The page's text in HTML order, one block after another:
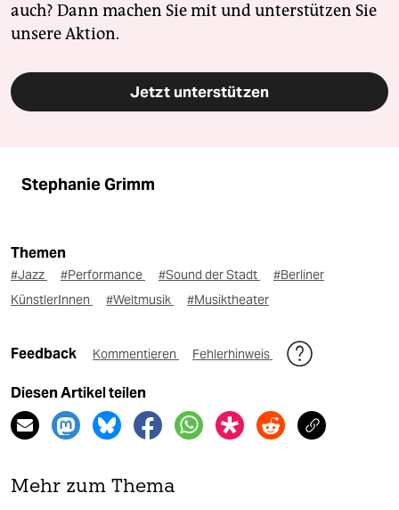
auch? Dann machen Sie mit und unterstützen Sie
unsere Aktion.
Jetzt unterstützen
Stephanie Grimm
Themen
#Jazz #Performance #Sound der Stadt
#Berliner
KünstlerInnen
#Weltmusik #Musiktheater
Feedback Kommentieren Fehlerhinweis
Diesen Artikel teilen
Mehr zum Thema